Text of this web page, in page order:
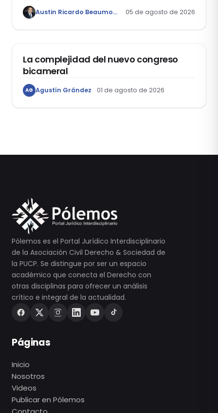
Austin Ricardo Beaumont Rivera 05 de agosto de 2026
La complejidad del nuevo congreso
bicameral
AG Agustín Grández 01 de agosto de 2026
Pólemos es el Portal Jurídico Interdisciplinario
de la Asociación Civil Derecho & Sociedad de
la PUCP. Se distingue por ser un espacio
académico que conecta el Derecho con
otras disciplinas para ofrecer un análisis
crítico e integral de la actualidad.
Páginas
Inicio
Nosotros
Videos
Publicar en Pólemos